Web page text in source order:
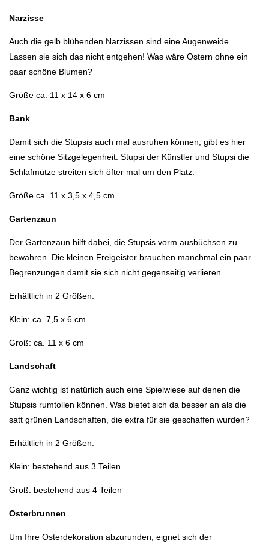
Narzisse
Auch die gelb blühenden Narzissen sind eine Augenweide.
Lassen sie sich das nicht entgehen! Was wäre Ostern ohne ein
paar schöne Blumen?
Größe ca. 11 x 14 x 6 cm
Bank
Damit sich die Stupsis auch mal ausruhen können, gibt es hier
eine schöne Sitzgelegenheit. Stupsi der Künstler und Stupsi die
Schlafmütze streiten sich öfter mal um den Platz.
Größe ca. 11 x 3,5 x 4,5 cm
Gartenzaun
Der Gartenzaun hilft dabei, die Stupsis vorm ausbüchsen zu
bewahren. Die kleinen Freigeister brauchen manchmal ein paar
Begrenzungen damit sie sich nicht gegenseitig verlieren.
Erhältlich in 2 Größen:
Klein: ca. 7,5 x 6 cm
Groß: ca. 11 x 6 cm
Landschaft
Ganz wichtig ist natürlich auch eine Spielwiese auf denen die
Stupsis rumtollen können. Was bietet sich da besser an als die
satt grünen Landschaften, die extra für sie geschaffen wurden?
Erhältlich in 2 Größen:
Klein: bestehend aus 3 Teilen
Groß: bestehend aus 4 Teilen
Osterbrunnen
Um Ihre Osterdekoration abzurunden, eignet sich der